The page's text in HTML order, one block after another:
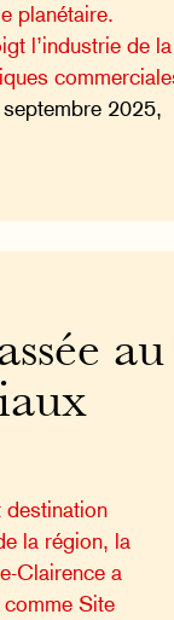
planétaire.
l’industrie de la
septembre 2025,
au
destination
la région, la
Clairence a
Site